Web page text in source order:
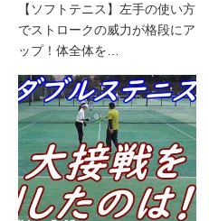
【ソフトテニス】左手の使い方
でストロークの威力が格段にア
ップ！体全体を…